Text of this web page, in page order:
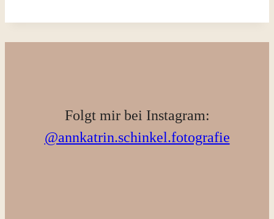
Folgt mir bei Instagram:
@annkatrin.schinkel.fotografie